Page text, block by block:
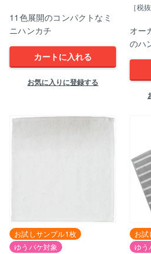
11色展開のコンパクトなミ
ニハンカチ
カートに入れる
お気に入りに登録する
［税
オー
のハ
お試しサンプル1枚
ゆうパケ対象
お
ゆう